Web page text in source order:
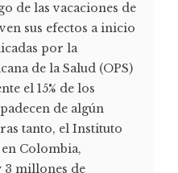
de las vacaciones de
sus efectos a inicio
por la
de la Salud (OPS)
el 15% de los
de algún
tanto, el Instituto
Colombia,
3 millones de